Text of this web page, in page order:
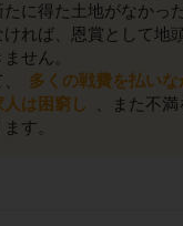
に得た土地がなかっ
ければ、恩賞として地
せん。
多くの戦費を払い
人は困窮し
、また不
す。